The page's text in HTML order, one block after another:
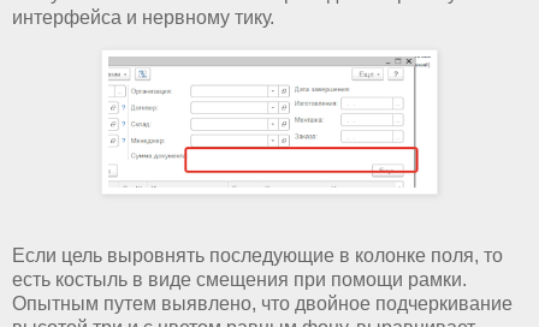
интерфейса и нервному тику.
Если цель выровнять последующие в колонке поля, то
есть костыль в виде смещения при помощи рамки.
Опытным путем выявлено, что двойное подчеркивание